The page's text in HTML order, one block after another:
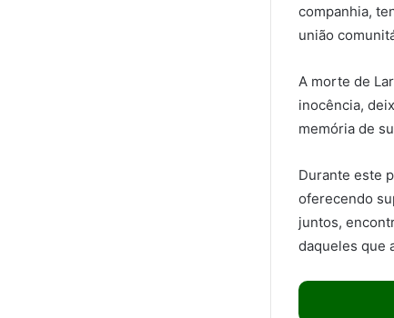
companhia,
união
A morte de
inocência,
memória de
Durante este
oferecendo
juntos,
daqueles que